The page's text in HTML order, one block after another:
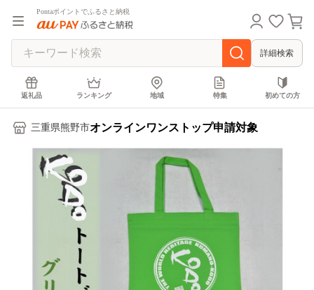
Pontaポイントでふるさと納税
詳細検索
返礼品 ランキング 地域 特集 初めての方
三重県熊野市オンラインワンストップ申請対象